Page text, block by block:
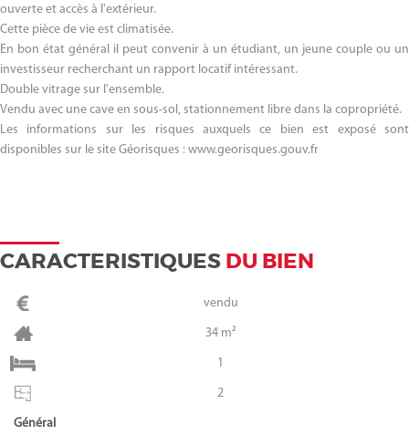
ouverte et accès à l'extérieur.
Cette pièce de vie est climatisée.
En bon état général il peut convenir à un étudiant, un jeune couple ou un
investisseur recherchant un rapport locatif intéressant.
Double vitrage sur l'ensemble.
Vendu avec une cave en sous-sol, stationnement libre dans la copropriété.
Les informations sur les risques auxquels ce bien est exposé sont
disponibles sur le site Géorisques : www.georisques.gouv.fr
CARACTERISTIQUES DU BIEN
vendu
34 m²
1
2
Général